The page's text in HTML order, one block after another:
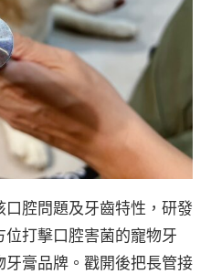
腔問題及牙齒特性，研發
打擊口腔害菌的寵物牙
膏品牌。戳開後把長管接